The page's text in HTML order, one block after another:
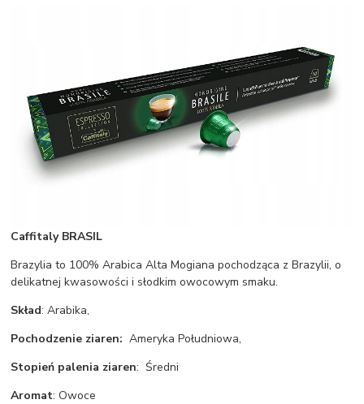
Caffitaly BRASIL
Brazylia to 100% Arabica Alta Mogiana pochodząca z Brazylii, o
delikatnej kwasowości i słodkim owocowym smaku.
Skład: Arabika,
Pochodzenie ziaren: Ameryka Południowa,
Stopień palenia ziaren: Średni
Aromat: Owoce